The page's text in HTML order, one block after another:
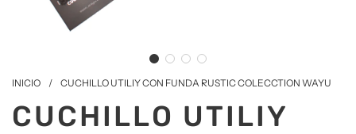
INICIO / CUCHILLO UTILIY CON FUNDA RUSTIC COLECCTION WAYU
CUCHILLO UTILIY